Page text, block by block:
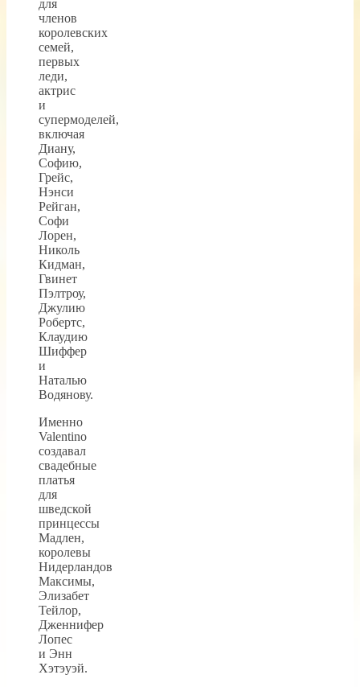
для
членов
королевских
семей,
первых
леди,
актрис
и
супермоделей,
включая
Диану,
Софию,
Грейс,
Нэнси
Рейган,
Софи
Лорен,
Николь
Кидман,
Гвинет
Пэлтроу,
Джулию
Робертс,
Клаудию
Шиффер
и
Наталью
Водянову.
Именно
Valentino
создавал
свадебные
платья
для
шведской
принцессы
Мадлен,
королевы
Нидерландов
Максимы,
Элизабет
Тейлор,
Дженнифер
Лопес
и Энн
Хэтэуэй.